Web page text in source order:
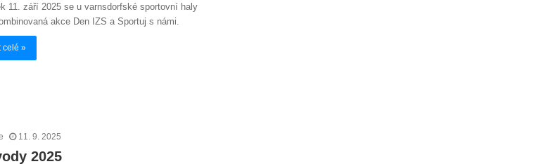
11. září 2025 se u varnsdorfské sportovní haly
akce Den IZS a Sportuj s námi.
celé »
11. 9. 2025
2025